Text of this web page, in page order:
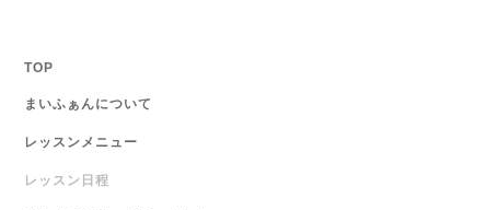
TOP
まいふぁんについて
レッスンメニュー
レッスン日程